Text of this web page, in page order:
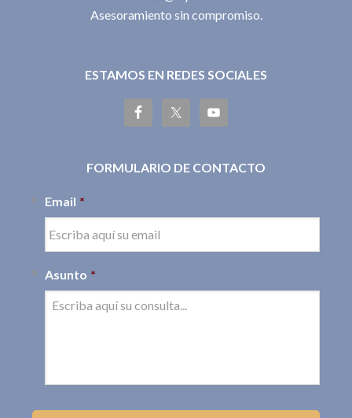
Asesoramiento sin compromiso.
ESTAMOS EN REDES SOCIALES
FORMULARIO DE CONTACTO
Email *
Asunto *